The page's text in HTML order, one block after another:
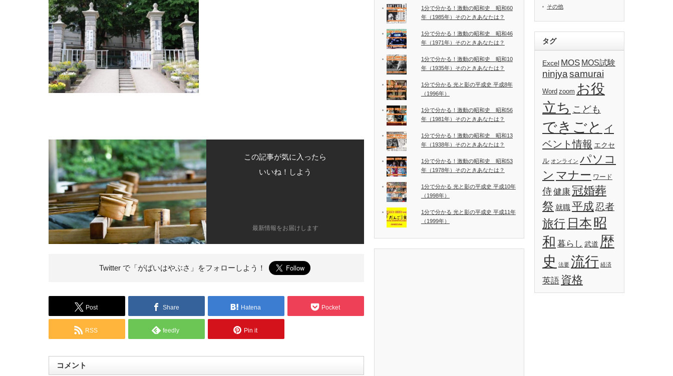
この記事が気に入ったら
いいね！しよう
最新情報をお届けします
Twitter で「がばいはやぶさ」をフォローしよう！
Post Share Hatena Pocket
RSS feedly Pin it
コメント
1分で分かる！激動の昭和史 昭和60
年（1985年）そのときあなたは？
1分で分かる！激動の昭和史 昭和46
年（1971年）そのときあなたは？
1分で分かる！激動の昭和史 昭和10
年（1935年）そのときあなたは？
1分で分かる 光と影の平成史 平成8年
（1996年）
1分で分かる！激動の昭和史 昭和56
年（1981年）そのときあなたは？
1分で分かる！激動の昭和史 昭和13
年（1938年）そのときあなたは？
1分で分かる！激動の昭和史 昭和53
年（1978年）そのときあなたは？
1分で分かる 光と影の平成史 平成10年
（1998年）
1分で分かる 光と影の平成史 平成11年
（1999年）
その他
タグ
Excel MOS MOS試験
ninjyasamurai
Word zoom お役
立ち こども
できごと イ
ベント情報 エクセ
ル オンライン パソコ
ン マナー ワード
侍健康 冠婚葬
祭 就職平成 忍者
旅行 日本昭
和 暮らし 武道 歴
史 法要 流行 経済
英語 資格